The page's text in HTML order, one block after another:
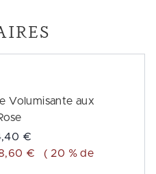
Volumisante aux
:
​​actuel :
€
€
( 20 % de